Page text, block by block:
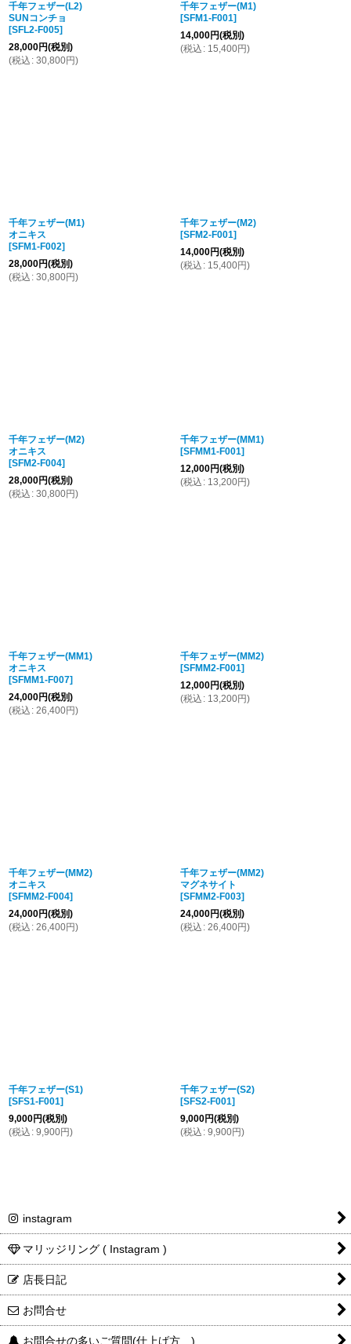
千年フェザー(L2)
SUNコンチョ
[SFL2-F005]
28,000円(税別)
(税込 : 30,800円)
千年フェザー(M1)
[SFM1-F001]
14,000円(税別)
(税込 : 15,400円)
千年フェザー(M1)
オニキス
[SFM1-F002]
28,000円(税別)
(税込 : 30,800円)
千年フェザー(M2)
[SFM2-F001]
14,000円(税別)
(税込 : 15,400円)
千年フェザー(M2)
オニキス
[SFM2-F004]
28,000円(税別)
(税込 : 30,800円)
千年フェザー(MM1)
[SFMM1-F001]
12,000円(税別)
(税込 : 13,200円)
千年フェザー(MM1)
オニキス
[SFMM1-F007]
24,000円(税別)
(税込 : 26,400円)
千年フェザー(MM2)
[SFMM2-F001]
12,000円(税別)
(税込 : 13,200円)
千年フェザー(MM2)
オニキス
[SFMM2-F004]
24,000円(税別)
(税込 : 26,400円)
千年フェザー(MM2)
マグネサイト
[SFMM2-F003]
24,000円(税別)
(税込 : 26,400円)
千年フェザー(S1)
[SFS1-F001]
9,000円(税別)
(税込 : 9,900円)
千年フェザー(S2)
[SFS2-F001]
9,000円(税別)
(税込 : 9,900円)
instagram
マリッジリング ( Instagram )
店長日記
お問合せ
お問合せの多いご質問(仕上げ方…)